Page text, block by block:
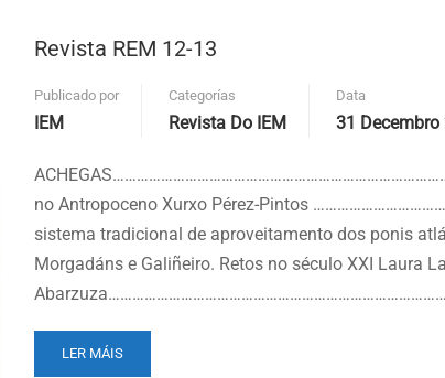
Revista REM 12-13
Publicado por
IEM
Categorías
Revista Do IEM
Data
31 Decembro
no Antropoceno Xurxo Pérez-Pintos
sistema tradicional de aproveitamento dos ponis
Morgadáns e Galiñeiro. Retos no século XXI Laura
Abarzuza…………………………………………………………………………
READ
MORE
LER MÁIS